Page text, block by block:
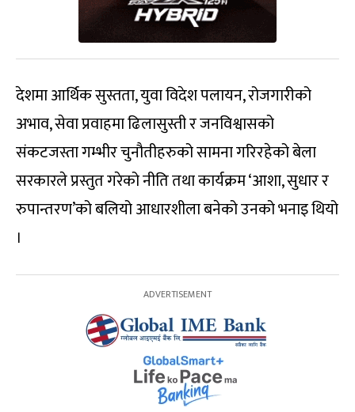
देशमा आर्थिक सुस्तता, युवा विदेश पलायन, रोजगारीको
अभाव, सेवा प्रवाहमा ढिलासुस्ती र जनविश्वासको
संकटजस्ता गम्भीर चुनौतीहरुको सामना गरिरहेको बेला
सरकारले प्रस्तुत गरेको नीति तथा कार्यक्रम ‘आशा, सुधार र
रुपान्तरण’को बलियो आधारशीला बनेको उनको भनाइ थियो
।